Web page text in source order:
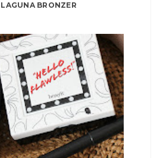
LAGUNA BRONZER